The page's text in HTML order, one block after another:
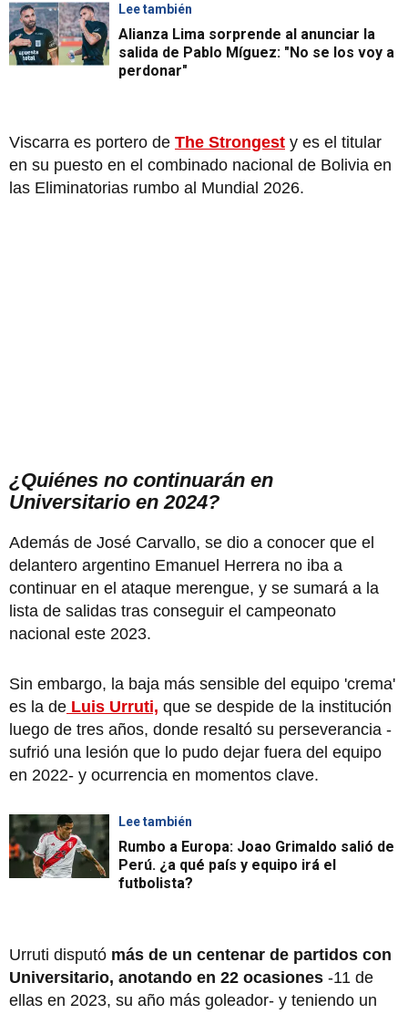
Lee también
Alianza Lima sorprende al anunciar la
salida de Pablo Míguez: "No se los voy a
perdonar"
Viscarra es portero de The Strongest y es el titular
en su puesto en el combinado nacional de Bolivia en
las Eliminatorias rumbo al Mundial 2026.
¿Quiénes no continuarán en
Universitario en 2024?
Además de José Carvallo, se dio a conocer que el
delantero argentino Emanuel Herrera no iba a
continuar en el ataque merengue, y se sumará a la
lista de salidas tras conseguir el campeonato
nacional este 2023.
Sin embargo, la baja más sensible del equipo 'crema'
es la de Luis Urruti, que se despide de la institución
luego de tres años, donde resaltó su perseverancia -
sufrió una lesión que lo pudo dejar fuera del equipo
en 2022- y ocurrencia en momentos clave.
Lee también
Rumbo a Europa: Joao Grimaldo salió de
Perú. ¿a qué país y equipo irá el
futbolista?
Urruti disputó más de un centenar de partidos con
Universitario, anotando en 22 ocasiones -11 de
ellas en 2023, su año más goleador- y teniendo un